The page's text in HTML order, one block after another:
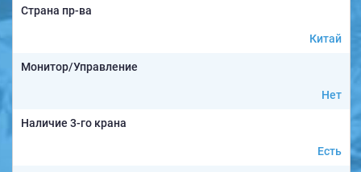
Страна пр-ва
Китай
Монитор/Управление
Нет
Наличие 3-го крана
Есть